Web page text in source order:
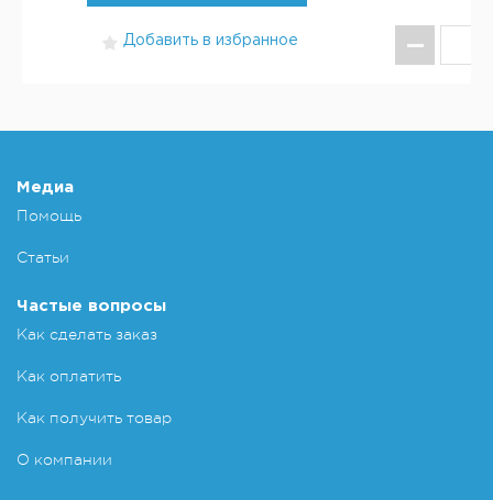
Добавить в избранное
Медиа
Помощь
Статьи
Частые вопросы
Как сделать заказ
Как оплатить
Как получить товар
О компании